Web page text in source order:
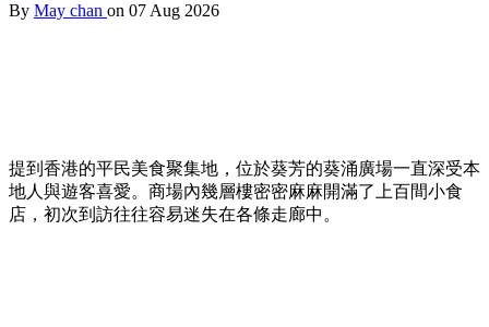
By May chan on 07 Aug 2026
提到香港的平民美食聚集地，位於葵芳的葵涌廣場一直深受本
地人與遊客喜愛。商場內幾層樓密密麻麻開滿了上百間小食
店，初次到訪往往容易迷失在各條走廊中。